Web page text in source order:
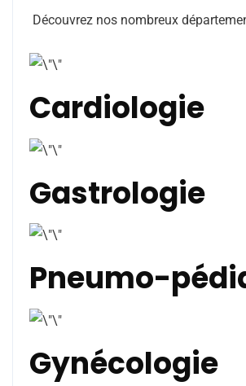
Découvrez nos nombreux
Cardiologie
Gastrologie
Pneumo-
Gynécologie